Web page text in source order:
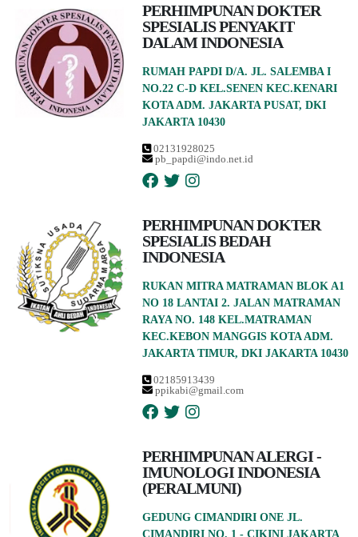
PERHIMPUNAN DOKTER
SPESIALIS PENYAKIT
DALAM INDONESIA
RUMAH PAPDI D/A. JL. SALEMBA I
NO.22 C-D KEL.SENEN KEC.KENARI
KOTA ADM. JAKARTA PUSAT, DKI
JAKARTA 10430
02131928025
pb_papdi@indo.net.id
PERHIMPUNAN DOKTER
SPESIALIS BEDAH
INDONESIA
RUKAN MITRA MATRAMAN BLOK A1
NO 18 LANTAI 2. JALAN MATRAMAN
RAYA NO. 148 KEL.MATRAMAN
KEC.KEBON MANGGIS KOTA ADM.
JAKARTA TIMUR, DKI JAKARTA 10430
02185913439
ppikabi@gmail.com
PERHIMPUNAN ALERGI -
IMUNOLOGI INDONESIA
(PERALMUNI)
GEDUNG CIMANDIRI ONE JL.
CIMANDIRI NO. 1 - CIKINI JAKARTA